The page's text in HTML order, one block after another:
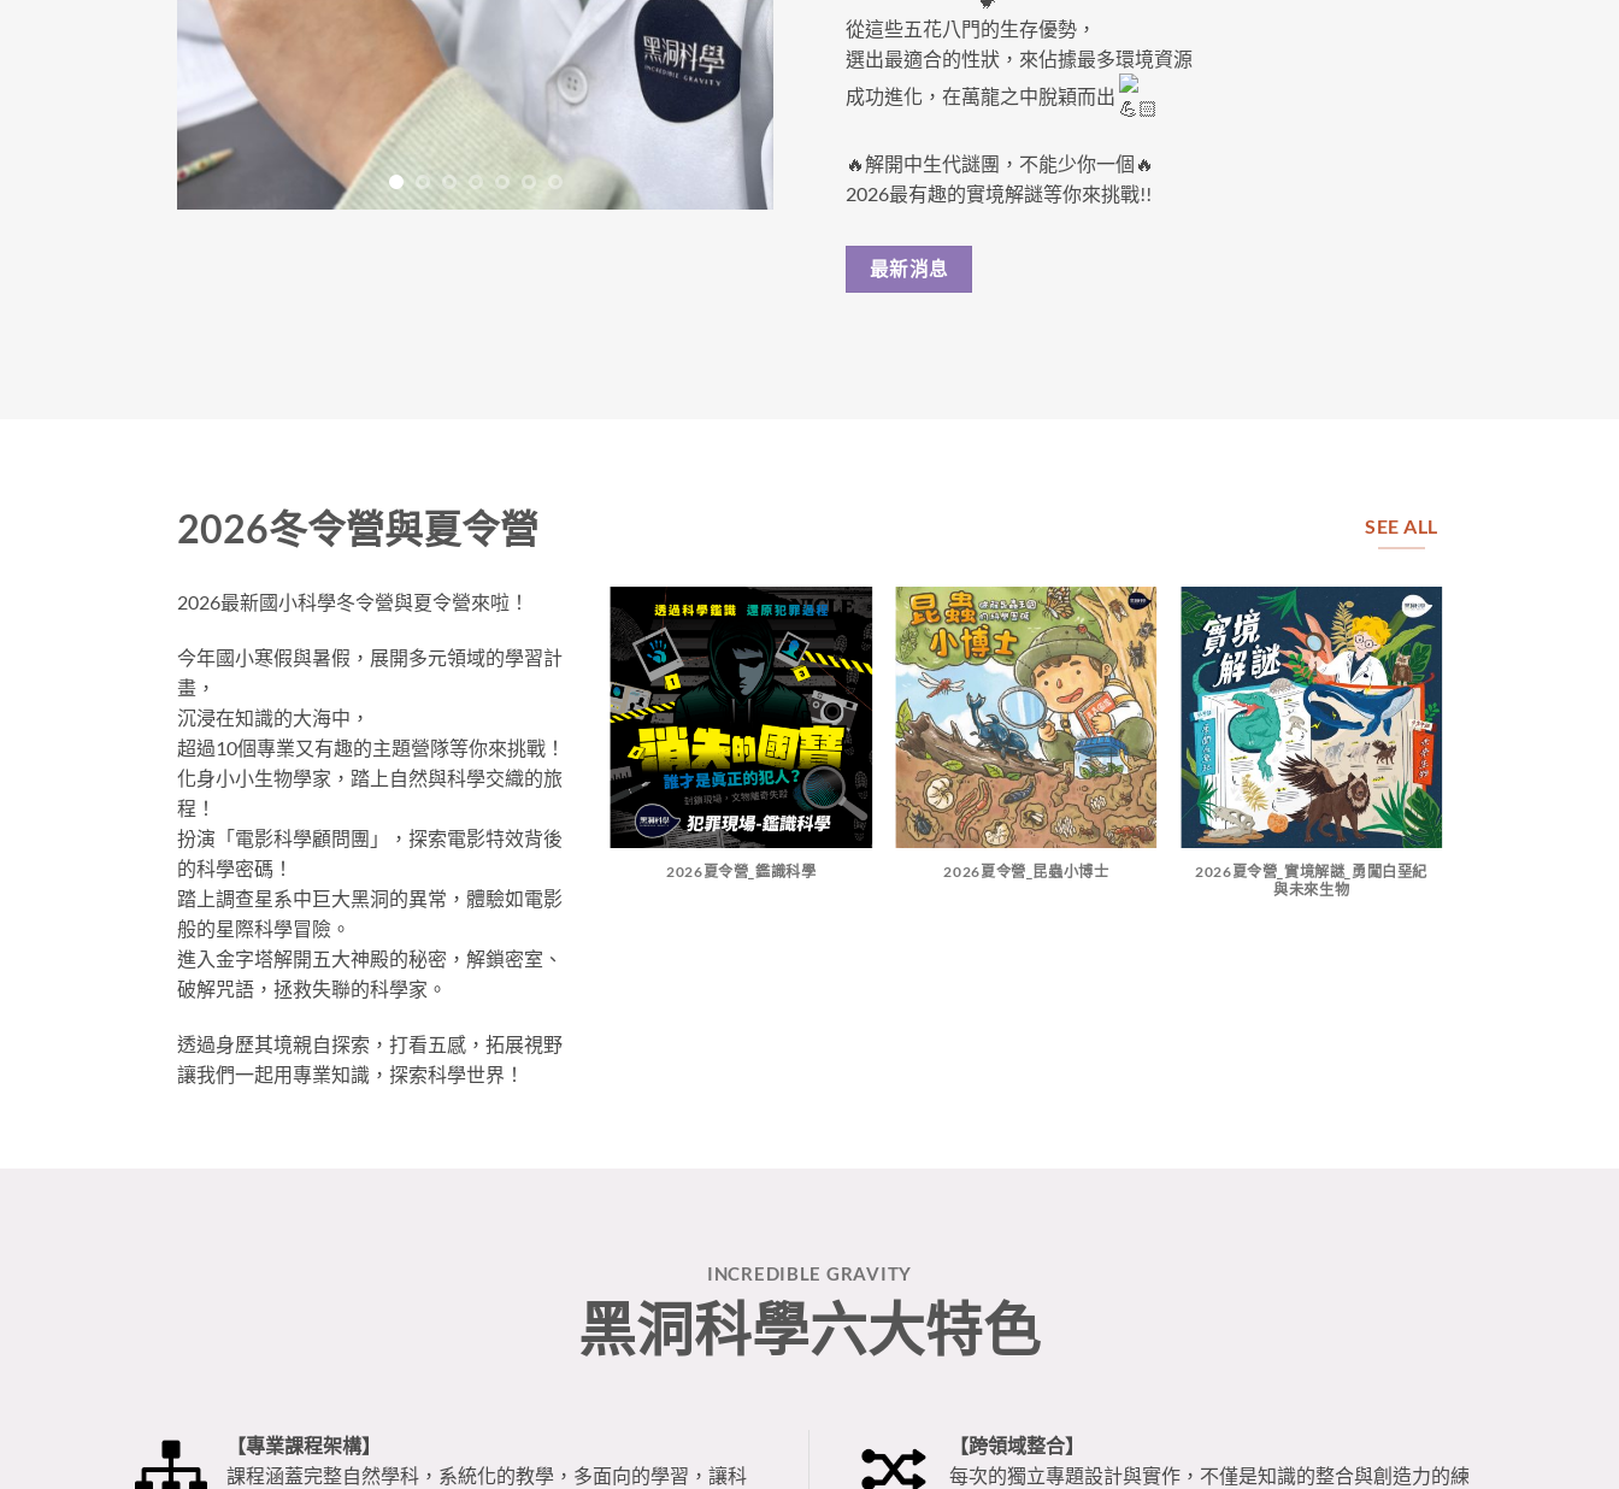
從這些五花八門的生存優勢，
選出最適合的性狀，來佔據最多環境資源
成功進化， 在萬龍之中脫穎而出
🔥解開中生代謎團，不能少你一個🔥
2026最有趣的實境解謎等你來挑戰!!
最新消息
2026冬令營與夏令營 SEE ALL
2026最新國小科學冬令營與夏令營來啦！
今年國小寒假與暑假，展開多元領域的學習計
畫，
沉浸在知識的大海中，
超過10個專業又有趣的主題營隊等你來挑戰！
化身小小生物學家，踏上自然與科學交織的旅
程！
扮演「電影科學顧問團」，探索電影特效背後
的科學密碼！
踏上調查星系中巨大黑洞的異常，體驗如電影
般的星際科學冒險。
進入金字塔解開五大神殿的秘密，解鎖密室、
破解咒語，拯救失聯的科學家。
透過身歷其境親自探索，打看五感，拓展視野
讓我們一起用專業知識，探索科學世界！
2026夏令營_鑑識科學 2026夏令營_昆蟲小博士
2026夏令營_實境解謎_勇闖白堊紀
與未來生物
2025冬令營_王者科學
陸海空爭霸
INCREDIBLE GRAVITY
黑洞科學六大特色
【專業課程架構】
課程涵蓋完整自然學科，系統化的教學，多面向的學習，讓科
【跨領域整合】
每次的獨立專題設計與實作，不僅是知識的整合與創造力的練